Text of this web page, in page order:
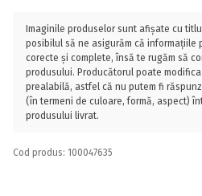
Imaginile produselor sunt afișate cu
posibilul să ne asigurăm că informațiile
corecte și complete, însă te rugăm să
produsului. Producătorul poate
prealabilă, astfel că nu putem fi
(în termeni de culoare, formă, aspect)
produsului livrat.
Cod produs: 100047635